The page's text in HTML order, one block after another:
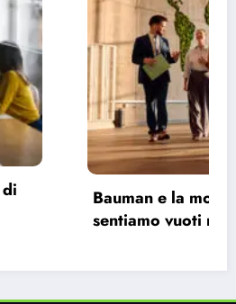
liquida: perché ci
le infinite